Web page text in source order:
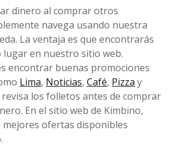
dinero al comprar otros
navega usando nuestra
La ventaja es que encontrarás
en nuestro sitio web.
encontrar buenas promociones
Lima, Noticias, Café, Pizza y
revisa los folletos antes de comprar
En el sitio web de Kimbino,
ofertas disponibles